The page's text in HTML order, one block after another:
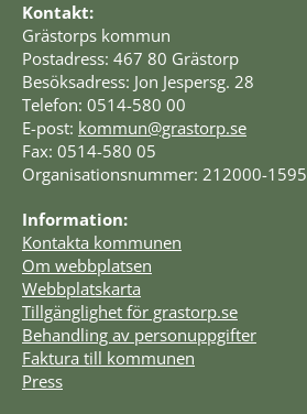
Kontakt:
Grästorps kommun
Postadress: 467 80 Grästorp
Besöksadress: Jon Jespersg. 28
Telefon: 0514-580 00
E-post: kommun@grastorp.se
Fax: 0514-580 05
Organisationsnummer: 212000-1595
Information:
Kontakta kommunen
Om webbplatsen
Webbplatskarta
Tillgänglighet för grastorp.se
Behandling av personuppgifter
Faktura till kommunen
Press